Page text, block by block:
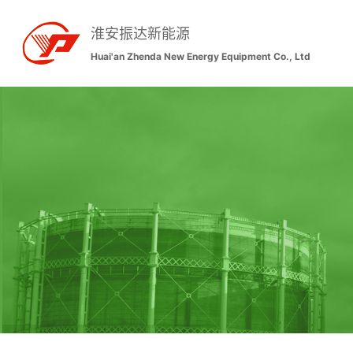
淮安振达新能源
Huai'an Zhenda New Energy Equipment Co., Ltd